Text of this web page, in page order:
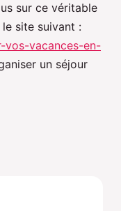
sur ce véritable
site suivant :
vos-vacances-en-
un séjour